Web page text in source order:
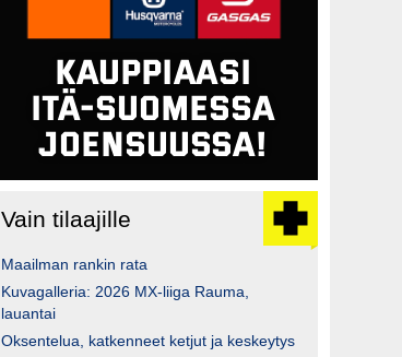
Vain tilaajille
Maailman rankin rata
Kuvagalleria: 2026 MX-liiga Rauma,
lauantai
Oksentelua, katkenneet ketjut ja keskeytys